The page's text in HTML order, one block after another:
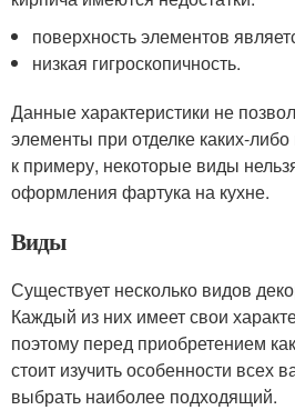
поверхность элементов
низкая гигроскопичность.
Данные характеристики не
элементы при отделке каких-
к примеру, некоторые виды
оформления фартука на кухне.
Виды
Существует несколько видов
Каждый из них имеет свои
поэтому перед приобретением
стоит изучить особенности всех
выбрать наиболее подходящий.